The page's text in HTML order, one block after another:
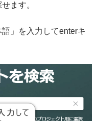
ます。
」を入力してenterキ